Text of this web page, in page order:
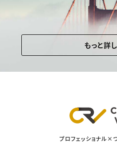
もっと詳
プロフェッショナル×